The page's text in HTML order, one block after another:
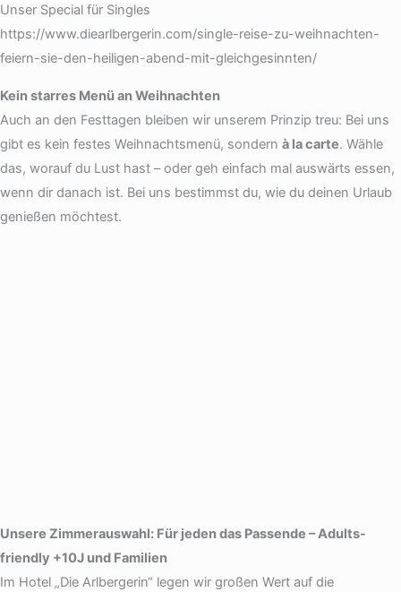
Unser Special für Singles
https://www.diearlbergerin.com/single-reise-zu-weihnachten-
feiern-sie-den-heiligen-abend-mit-gleichgesinnten/
Kein starres Menü an Weihnachten
Auch an den Festtagen bleiben wir unserem Prinzip treu: Bei uns
gibt es kein festes Weihnachtsmenü, sondern à la carte. Wähle
das, worauf du Lust hast – oder geh einfach mal auswärts essen,
wenn dir danach ist. Bei uns bestimmst du, wie du deinen Urlaub
genießen möchtest.
Unsere Zimmerauswahl: Für jeden das Passende – Adults-
friendly +10J und Familien
Im Hotel „Die Arlbergerin“ legen wir großen Wert auf die